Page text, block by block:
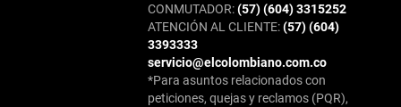
CONMUTADOR:(57) (604) 3315252
ATENCIÓN AL CLIENTE:(57) (604)
3393333
servicio@elcolombiano.com.co
*Para asuntos relacionados con
peticiones, quejas y reclamos (PQR),